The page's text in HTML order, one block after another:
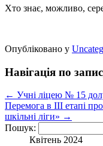
Хто знає, можливо,
Опубліковано у
Навігація по
← Учні ліцею № 15
Перемога в ІІІ етапі
шкільні ліги» →
Пошук:
Квітень 2024